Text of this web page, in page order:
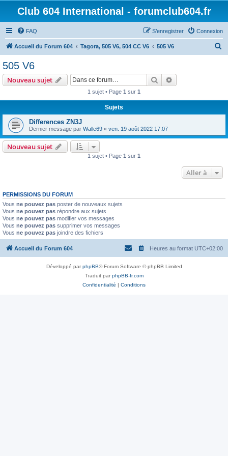
Club 604 International - forumclub604.fr
FAQ Connexion
S’enregistrer
Accueil du Forum 604 Tagora, 505 V6, 504 CC V6 505 V6
505 V6
Nouveau sujet Rechercher
1 sujet • Page 1 sur 1
Sujets
Differences ZN3J
Dernier message par Walle69 « ven. 19 août 2022 17:07
Nouveau sujet
1 sujet • Page 1 sur 1
Aller à
PERMISSIONS DU FORUM
Vous ne pouvez pas poster de nouveaux sujets
Vous ne pouvez pas répondre aux sujets
Vous ne pouvez pas modifier vos messages
Vous ne pouvez pas supprimer vos messages
Vous ne pouvez pas joindre des fichiers
Accueil du Forum 604 Heures au format UTC+02:00
Développé parphpBB® Forum Software © phpBB Limited
Traduit parphpBB-fr.com
Confidentialité | Conditions